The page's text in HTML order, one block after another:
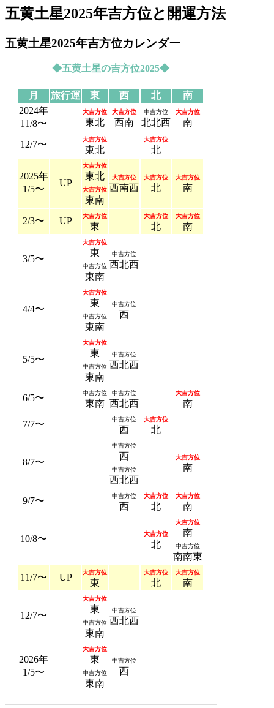
五黄土星2025年吉方位と開運方法
五黄土星2025年吉方位カレンダー
◆五黄土星の吉方位2025◆
月 旅行運 東 西 北
南
2024年
11/8〜
大吉方位
東北
大吉方位
西南
中吉方位
北北西
大吉方位
南
12/7〜 大吉方位
東北
大吉方位
北
2025年
1/5〜
UP
大吉方位
東北
大吉方位
東南
大吉方位
西南西
大吉方位
北
大吉方位
南
2/3〜 UP 大吉方位
東
大吉方位
北
大吉方位
南
3/5〜
大吉方位
東
中吉方位
東南
中吉方位
西北西
4/4〜
大吉方位
東
中吉方位
東南
中吉方位
西
5/5〜
大吉方位
東
中吉方位
東南
中吉方位
西北西
6/5〜 中吉方位
東南
中吉方位
西北西
大吉方位
南
7/7〜
中吉方位
西
大吉方位
北
8/7〜
中吉方位
西
中吉方位
西北西
大吉方位
南
9/7〜 中吉方位
西
大吉方位
北
大吉方位
南
10/8〜 大吉方位
北
大吉方位
南
中吉方位
南南東
11/7〜
UP 大吉方位
東
大吉方位
北
大吉方位
南
12/7〜
大吉方位
東
中吉方位
東南
中吉方位
西北西
2026年
1/5〜
大吉方位
東
中吉方位
東南
中吉方位
西